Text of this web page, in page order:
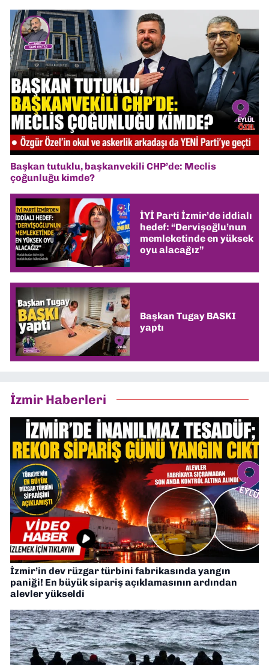
Başkan tutuklu, başkanvekili CHP’de: Meclis
çoğunluğu kimde?
İYİ Parti İzmir’de iddialı
hedef: “Dervişoğlu’nun
memleketinde en yüksek
oyu alacağız”
Başkan Tugay BASKI
yaptı
İzmir Haberleri
İzmir’in dev rüzgar türbini fabrikasında yangın
paniği! En büyük sipariş açıklamasının ardından
alevler yükseldi